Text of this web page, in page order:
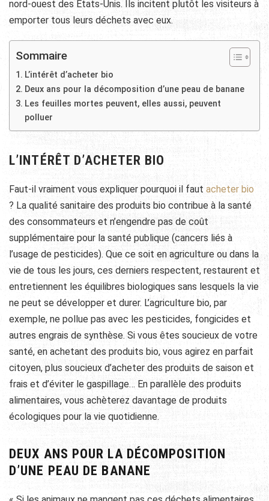
nord-ouest des Etats-Unis. Ils incitent plutôt les visiteurs à
emporter tous leurs déchets avec eux.
Sommaire
L’intérêt d’acheter bio
Deux ans pour la décomposition d’une peau de banane
Les feuilles mortes peuvent, elles aussi, peuvent
polluer
L’INTÉRÊT D’ACHETER BIO
Faut-il vraiment vous expliquer pourquoi il faut acheter bio
? La qualité sanitaire des produits bio contribue à la santé
des consommateurs et n’engendre pas de coût
supplémentaire pour la santé publique (cancers liés à
l’usage de pesticides). Que ce soit en agriculture ou dans la
vie de tous les jours, ces derniers respectent, restaurent et
entretiennent les équilibres biologiques sans lesquels la vie
ne peut se développer et durer. L’agriculture bio, par
exemple, ne pollue pas avec les pesticides, fongicides et
autres engrais de synthèse. Si vous êtes soucieux de votre
santé, en achetant des produits bio, vous agirez en parfait
citoyen, plus soucieux d’acheter des produits de saison et
frais et d’éviter le gaspillage… En parallèle des produits
alimentaires, vous achèterez davantage de produits
écologiques pour la vie quotidienne.
DEUX ANS POUR LA DÉCOMPOSITION
D’UNE PEAU DE BANANE